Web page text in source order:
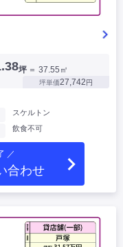
坪 ＝ 37.55㎡
坪単価27,742円
スケルトン
飲食不可
／
合わせ